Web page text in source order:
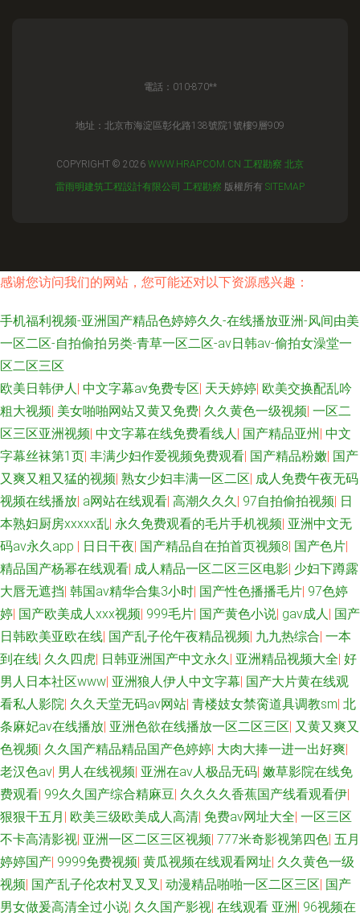
電話：010-870**
地址：北京市海淀區彰化路138號院1號樓9層909
COPYRIGHT © 2026 WWW.HRAP.COM.CN 工程勘察 北京
雷雨明建筑工程設計有限公司 工程勘察 版權所有 SITEMAP
感谢您访问我们的网站，您可能还对以下资源感兴趣：
手机福利视频-亚洲国产精品色婷婷久久-在线播放亚洲-风间由美
一区二区-自拍偷拍另类-青草一区二区-av日韩av-偷拍女澡堂一
区二区三区
欧美日韩伊人| 中文字幕av免费专区| 天天婷婷| 欧美交换配乱吟
粗大视频| 美女啪啪网站又黄又免费| 久久黄色一级视频| 一区二
区三区亚洲视频| 中文字幕在线免费看线人| 国产精品亚州 | 中文
字幕丝袜第1页| 丰满少妇作爱视频免费观看| 国产精品粉嫩| 国产
又爽又粗又猛的视频| 熟女少妇丰满一区二区| 成人免费午夜无码
视频在线播放| a网站在线观看| 高潮久久久| 97自拍偷拍视频| 日
本熟妇厨房xxxⅹⅹ乱| 永久免费观看的毛片手机视频| 亚洲中文无
码av永久app | 日日干夜| 国产精品自在拍首页视频8| 国产色片|
精品国产杨幂在线观看| 成人精品一区二区三区电影| 少妇下蹲露
大唇无遮挡| 韩国av精华合集3小时| 国产性色播播毛片| 97色婷
婷| 国产欧美成人xxx视频| 999毛片| 国产黄色小说| gav成人| 国产
日韩欧美亚欧在线| 国产乱子伦午夜精品视频| 九九热综合| 一本
到在线| 久久四虎| 日韩亚洲国产中文永久| 亚洲精品视频大全| 好
男人日本社区www| 亚洲狼人伊人中文字幕| 国产大片黄在线观
看私人影院| 久久天堂无码av网站| 青楼妓女禁脔道具调教sm| 北
条麻妃av在线播放| 亚洲色欲在线播放一区二区三区| 又黄又爽又
色视频| 久久国产精品精品国产色婷婷| 大肉大捧一进一出好爽|
老汉色av| 男人在线视频| 亚洲在av人极品无码| 嫩草影院在线免
费观看| 99久久国产综合精麻豆| 久久久久香蕉国产线看观看伊|
狠狠干五月 | 欧美三级欧美成人高清| 免费av网址大全| 一区三区
不卡高清影视| 亚洲一区二区三区视频| 777米奇影视第四色| 五月
婷婷国产| 9999免费视频| 黄瓜视频在线观看网址| 久久黄色一级
视频| 国产乱子伦农村叉叉叉 | 动漫精品啪啪一区二区三区| 国产
男女做爰高清全过小说| 久久国产影视| 在线观看 亚洲 | 96视频在